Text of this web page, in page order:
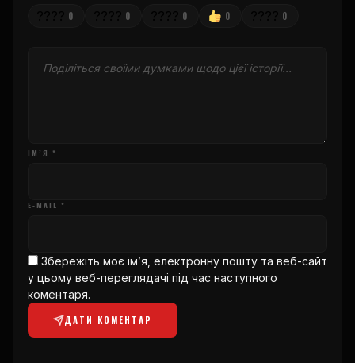
0 0 0 0 0
ІМ’Я *
E-MAIL *
Збережіть моє ім’я, електронну пошту та веб-сайт
у цьому веб-переглядачі під час наступного
коментаря.
ДАТИ КОМЕНТАР